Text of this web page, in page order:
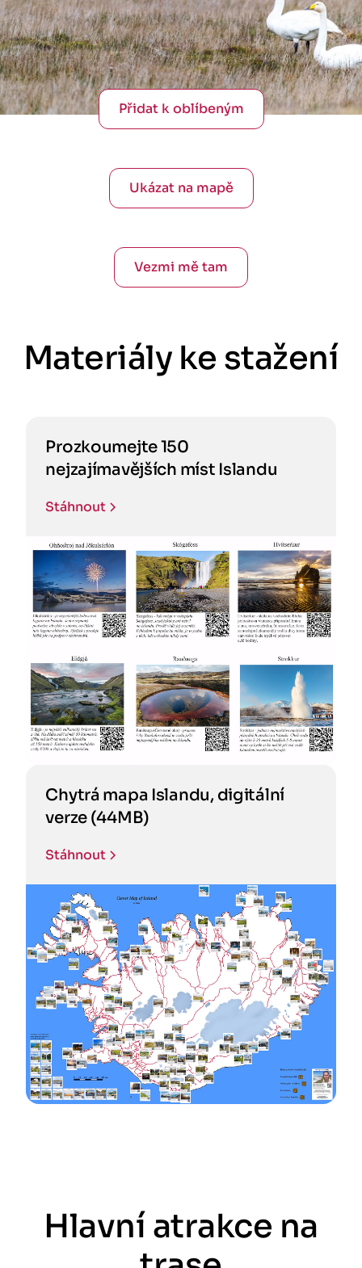
Přidat k oblíbeným
Ukázat na mapě
Vezmi mě tam
Materiály ke stažení
Prozkoumejte 150
nejzajímavějších míst Islandu
Stáhnout
Chytrá mapa Islandu, digitální
verze (44MB)
Stáhnout
Hlavní atrakce na